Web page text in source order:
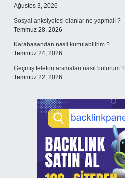
Ağustos 3, 2026
Sosyal anksiyetesi olanlar ne yapmalı ?
Temmuz 28, 2026
Karabasandan nasıl kurtulabilirim ?
Temmuz 24, 2026
Geçmiş telefon aramaları nasıl bulurum ?
Temmuz 22, 2026